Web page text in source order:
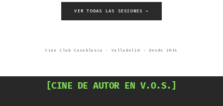
VER TODAS LAS SESIONES →
Cine Club Casablanca · Valladolid · Desde 2014
[CINE DE AUTOR EN V.O.S.]